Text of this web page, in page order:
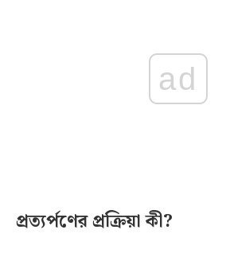
ad
প্রত্যর্পণের প্রক্রিয়া কী?